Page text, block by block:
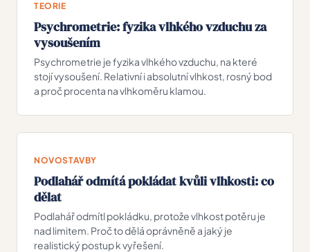
TEORIE
Psychrometrie: fyzika vlhkého vzduchu za
vysoušením
Psychrometrie je fyzika vlhkého vzduchu, na které
stojí vysoušení. Relativní i absolutní vlhkost, rosný bod
a proč procenta na vlhkoměru klamou.
NOVOSTAVBY
Podlahář odmítá pokládat kvůli vlhkosti: co
dělat
Podlahář odmítl pokládku, protože vlhkost potěru je
nad limitem. Proč to dělá oprávněně a jaký je
realistický postup k vyřešení.